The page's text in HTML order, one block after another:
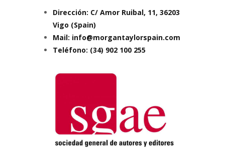
Dirección: C/ Amor Ruibal, 11, 36203
Vigo (Spain)
Mail: info@morgantaylorspain.com
Teléfono: (34) 902 100 255